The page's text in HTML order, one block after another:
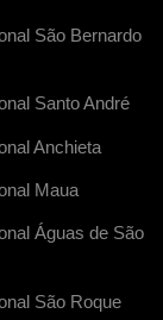
São Bernardo
Santo André
Anchieta
Maua
Águas de São
São Roque